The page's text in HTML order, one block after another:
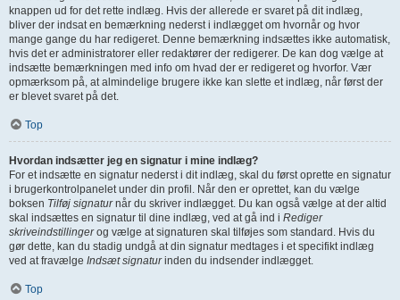
knappen ud for det rette indlæg. Hvis der allerede er svaret på dit indlæg,
bliver der indsat en bemærkning nederst i indlægget om hvornår og hvor
mange gange du har redigeret. Denne bemærkning indsættes ikke automatisk,
hvis det er administratorer eller redaktører der redigerer. De kan dog vælge at
indsætte bemærkningen med info om hvad der er redigeret og hvorfor. Vær
opmærksom på, at almindelige brugere ikke kan slette et indlæg, når først der
er blevet svaret på det.
Top
Hvordan indsætter jeg en signatur i mine indlæg?
For et indsætte en signatur nederst i dit indlæg, skal du først oprette en signatur
i brugerkontrolpanelet under din profil. Når den er oprettet, kan du vælge
boksen Tilføj signaturnår du skriver indlægget. Du kan også vælge at der altid
skal indsættes en signatur til dine indlæg, ved at gå ind i Rediger
skriveindstillingerog vælge at signaturen skal tilføjes som standard. Hvis du
gør dette, kan du stadig undgå at din signatur medtages i et specifikt indlæg
ved at fravælge Indsæt signaturinden du indsender indlægget.
Top